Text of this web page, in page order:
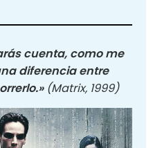
cuenta, como me
diferencia entre
(Matrix, 1999)